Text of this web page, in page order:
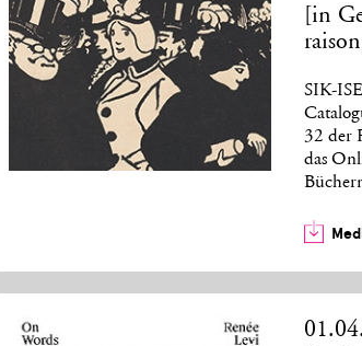
[in
SIK-
32 der
das